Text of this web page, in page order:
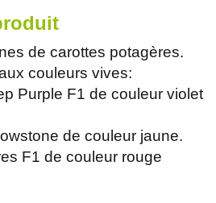
de carottes potagères.
couleurs vives:
Purple F1 de couleur violet
de couleur jaune.
F1 de couleur rouge